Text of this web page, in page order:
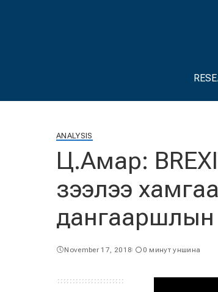
ANALYSIS
Ц.Амар:
зээлээ
дангааршлын
November 17, 2018 0 минут уншина